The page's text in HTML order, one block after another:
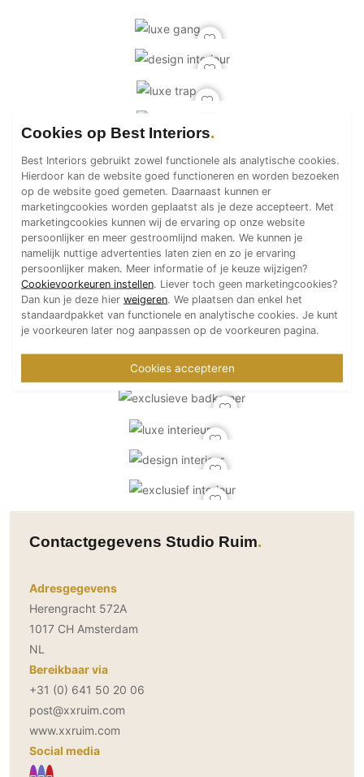
Fitnessapparatuur
Wifi
Overig
Aannemers Interieur
Akoestiek
Binnenzwembaden
Wellness
Wijnkelder en wijnkasten
Contactgegevens Studio Ruim
Adresgegevens
Herengracht 572A
1017 CH Amsterdam
NL
Bereikbaar via
+31 (0) 641 50 20 06
post@xxruim.com
www.xxruim.com
Social media
Cookies op Best Interiors
Best Interiors gebruikt zowel functionele als analytische cookies.
Hierdoor kan de website goed functioneren en worden bezoeken
op de website goed gemeten. Daarnaast kunnen er
marketingcookies worden geplaatst als je deze accepteert. Met
marketingcookies kunnen wij de ervaring op onze website
persoonlijker en meer gestroomlijnd maken. We kunnen je
namelijk nuttige advertenties laten zien en zo je ervaring
persoonlijker maken. Meer informatie of je keuze wijzigen?
Cookievoorkeuren instellen. Liever toch geen marketingcookies?
Dan kun je deze hier weigeren. We plaatsen dan enkel het
standaardpakket van functionele en analytische cookies. Je kunt
je voorkeuren later nog aanpassen op de voorkeuren pagina.
Cookies accepteren